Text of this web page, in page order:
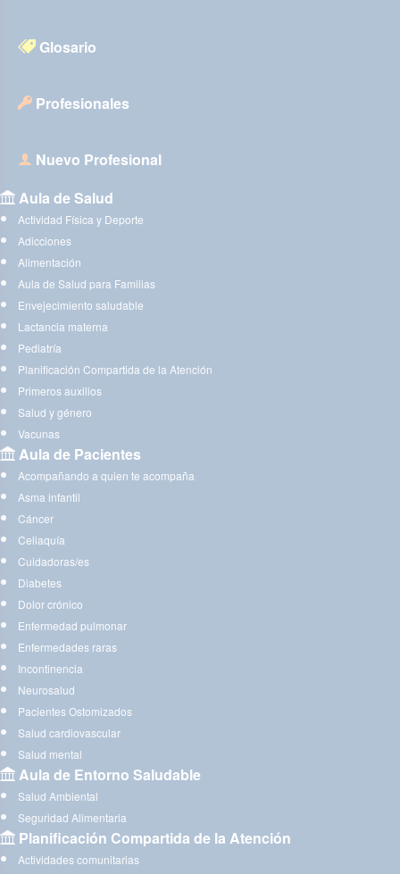
Glosario
Profesionales
Nuevo Profesional
Aula de Salud
Actividad Física y Deporte
Adicciones
Alimentación
Aula de Salud para Familias
Envejecimiento saludable
Lactancia materna
Pediatría
Planificación Compartida de la Atención
Primeros auxilios
Salud y género
Vacunas
Aula de Pacientes
Acompañando a quien te acompaña
Asma infantil
Cáncer
Celiaquía
Cuidadoras/es
Diabetes
Dolor crónico
Enfermedad pulmonar
Enfermedades raras
Incontinencia
Neurosalud
Pacientes Ostomizados
Salud cardiovascular
Salud mental
Aula de Entorno Saludable
Salud Ambiental
Seguridad Alimentaria
Planificación Compartida de la Atención
Actividades comunitarias